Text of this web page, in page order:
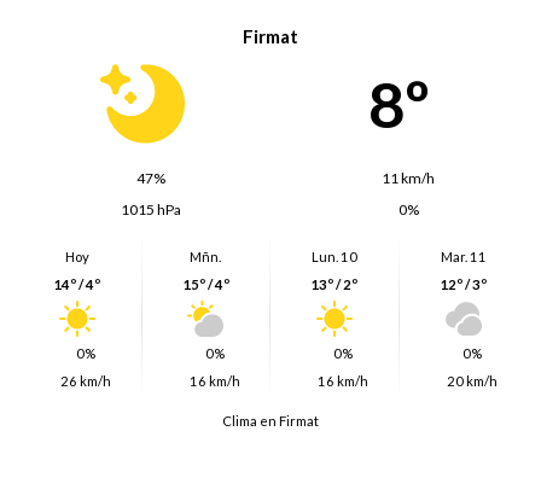
Firmat
8º
47%
11 km/h
1015 hPa
0%
Hoy
14º / 4º
0%
26 km/h
Mñn.
15º / 4º
0%
16 km/h
Lun. 10
13º / 2º
0%
16 km/h
Mar. 11
12º / 3º
0%
20 km/h
Clima en Firmat